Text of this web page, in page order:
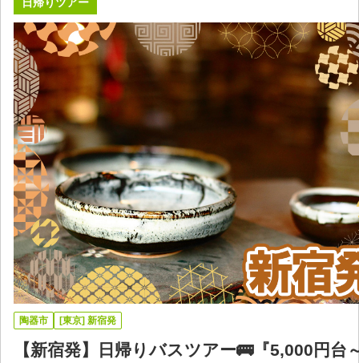
陶器市 [東京] 新宿発
【新宿発】日帰りバスツアー🚌『5,000円台